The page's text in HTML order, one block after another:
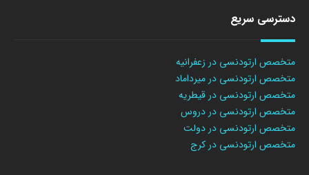
دسترسی سریع
متخصص ارتودنسی در زعفرانیه
متخصص ارتودنسی در میرداماد
متخصص ارتودنسی در قیطریه
متخصص ارتودنسی در دروس
متخصص ارتودنسی در دولت
متخصص ارتودنسی در کرج